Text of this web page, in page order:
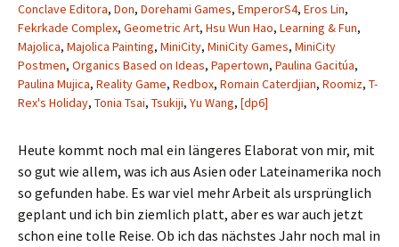
Conclave Editora, Don, Dorehami Games, EmperorS4, Eros Lin,
Fekrkade Complex, Geometric Art, Hsu Wun Hao, Learning & Fun,
Majolica, Majolica Painting, MiniCity, MiniCity Games, MiniCity
Postmen, Organics Based on Ideas, Papertown, Paulina Gacitúa,
Paulina Mujica, Reality Game, Redbox, Romain Caterdjian, Roomiz, T-
Rex's Holiday, Tonia Tsai, Tsukiji, Yu Wang, [dp6]
Heute kommt noch mal ein längeres Elaborat von mir, mit
so gut wie allem, was ich aus Asien oder Lateinamerika noch
so gefunden habe. Es war viel mehr Arbeit als ursprünglich
geplant und ich bin ziemlich platt, aber es war auch jetzt
schon eine tolle Reise. Ob ich das nächstes Jahr noch mal in